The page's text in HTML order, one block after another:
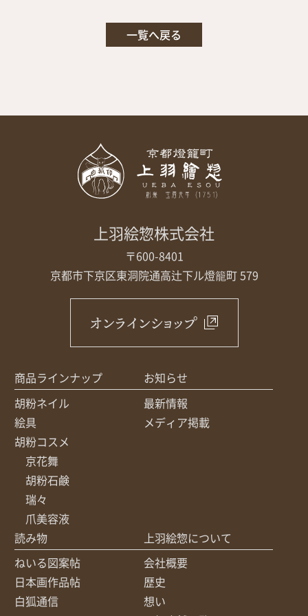
一覧へ戻る
上羽絵惣株式会社
〒600-8401
京都市下京区東洞院通高辻下ル燈籠町 579
オンラインショップ
商品ラインナップ
胡粉ネイル
絵具
胡粉コスメ
京花舞
胡粉石鹸
瑞々
爪美容液
お知らせ
最新情報
メディア掲載
読み物
ねいる図案帖
日本画作品帖
白狐通信
上羽絵惣について
会社概要
歴史
想い